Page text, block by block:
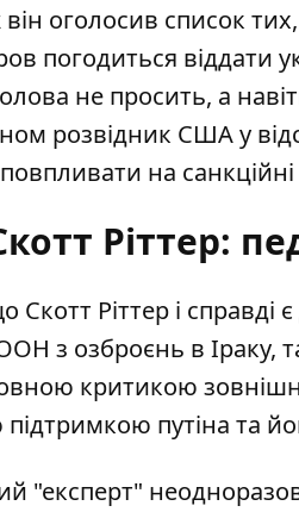
оголосив список
погодиться віддати
не просить, а
розвідник США у
на
Ріттер:
Ріттер і справді є
з озброєнь в Іраку,
критикою
путіна та
"експерт"